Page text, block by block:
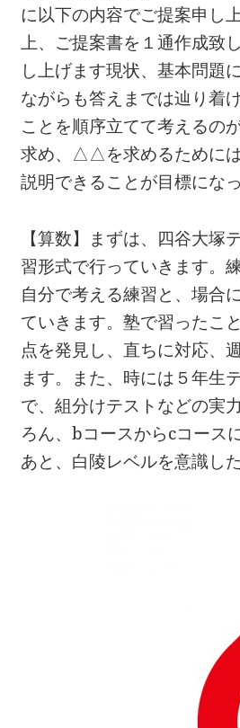
に以下の内容でご提案申し
上、ご提案書を１通作成致
し上げます現状、基本問題
ながらも答えまでは辿り着
ことを順序立てて考える
求め、△△を求めるために
説明できることが目標にな
【算数】まずは、四谷大
習形式で行っていきます。
自分で考える練習と、場合
ていきます。塾で習ったこ
点を発見し、直ちに対応、
ます。また、時には５年生
で、組分けテストなどの実
ろん、bコースからcコー
あと、白陵レベルを意識し